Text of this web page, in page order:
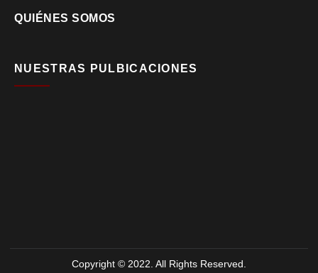
QUIÉNES SOMOS
NUESTRAS PULBICACIONES
Copyright © 2022. All Rights Reserved.